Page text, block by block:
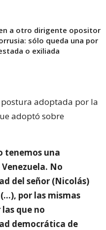
a otro dirigente opositor
sólo queda una por
o exiliada
adoptada por la
adoptó sobre
tenemos una
No
del señor (Nicolás)
por las mismas
que no
democrática de